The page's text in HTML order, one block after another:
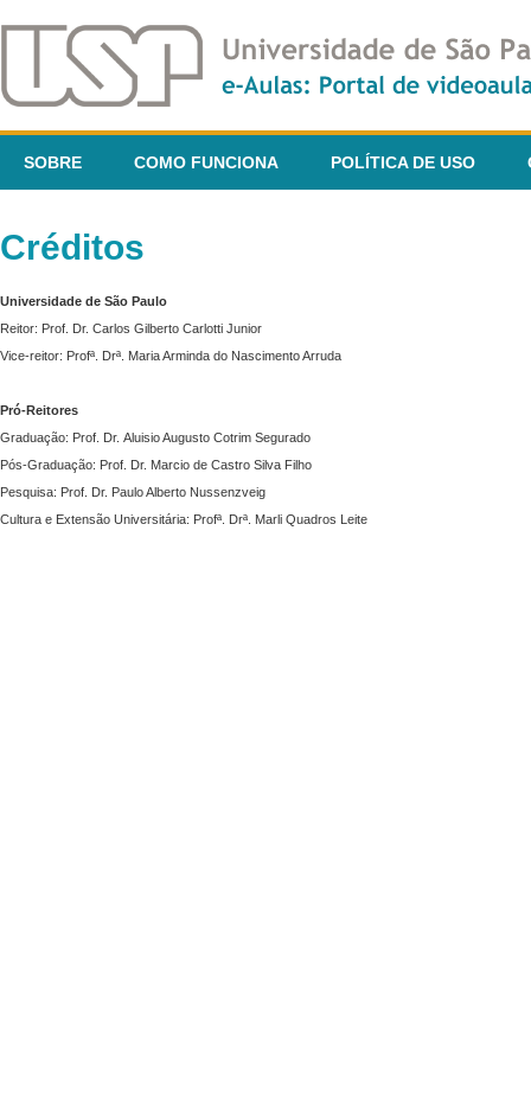
SOBRE COMO FUNCIONA POLÍTICA DE USO
Créditos
Universidade de São Paulo
Reitor: Prof. Dr. Carlos Gilberto Carlotti Junior
Vice-reitor: Profª. Drª. Maria Arminda do Nascimento Arruda
Pró-Reitores
Graduação: Prof. Dr. Aluisio Augusto Cotrim Segurado
Pós-Graduação: Prof. Dr. Marcio de Castro Silva Filho
Pesquisa: Prof. Dr. Paulo Alberto Nussenzveig
Cultura e Extensão Universitária: Profª. Drª. Marli Quadros Leite